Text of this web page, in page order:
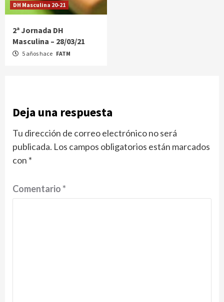
DH Masculina 20-21
2ª Jornada DH
Masculina – 28/03/21
5 años hace FATM
Deja una respuesta
Tu dirección de correo electrónico no ser
publicada. Los campos obligatorios están marcados
con *
Comentario*